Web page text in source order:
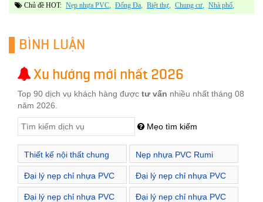
Chủ đề HOT: Nẹp nhựa PVC Đống Đa biệt thự chung cư nhà phố
BÌNH LUẬN
Xu hướng mới nhất 2026
Top 90 dịch vụ khách hàng được tư vấn nhiều nhất tháng 08
năm 2026.
Mẹo tìm kiếm
Thiết kế nội thất chung
cư Hà Nội
Nẹp nhựa PVC Rumi
chuyên sản xuất và phân
phối nẹp nhựa viền cạnh
Đại lý nẹp chỉ nhựa PVC
Phường Bách Khoa
Đại lý nẹp chỉ nhựa PVC
Phường Bùi Thị Xuân
Đại lý nẹp chỉ nhựa PVC
Đại lý nẹp chỉ nhựa PVC